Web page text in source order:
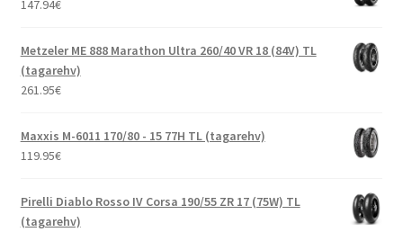
147.94€
Metzeler ME 888 Marathon Ultra 260/40 VR 18 (84V) TL
(tagarehv)
261.95€
Maxxis M-6011 170/80 - 15 77H TL (tagarehv)
119.95€
Pirelli Diablo Rosso IV Corsa 190/55 ZR 17 (75W) TL
(tagarehv)